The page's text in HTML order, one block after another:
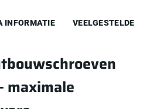
INFORMATIE VEELGESTELDE
maximale